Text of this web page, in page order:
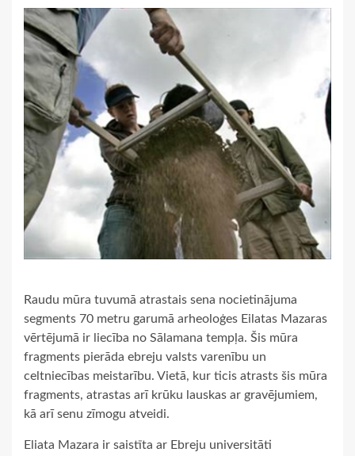
Raudu mūra tuvumā atrastais sena nocietinājuma
segments 70 metru garumā arheoloģes Eilatas Mazaras
vērtējumā ir liecība no Sālamana tempļa. Šis mūra
fragments pierāda ebreju valsts varenību un
celtniecības meistarību. Vietā, kur ticis atrasts šis mūra
fragments, atrastas arī krūku lauskas ar gravējumiem,
kā arī senu zīmogu atveidi.
Eliata Mazara ir saistīta ar Ebreju universitāti